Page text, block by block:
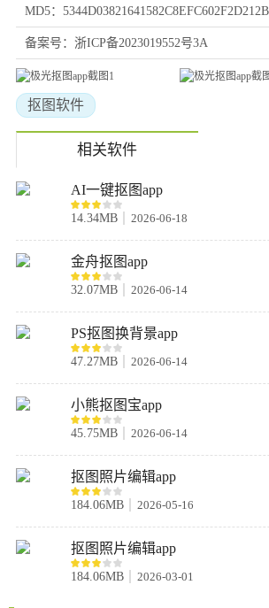
MD5：
备案号：浙ICP备2023019552号3A
抠图软件
相关软件
AI一键抠图app
14.34MB 2026-06-18
金舟抠图app
32.07MB 2026-06-14
PS抠图换背景app
47.27MB 2026-06-14
小熊抠图宝app
45.75MB 2026-06-14
抠图照片编辑app
184.06MB 2026-05-16
抠图照片编辑app
184.06MB 2026-03-01